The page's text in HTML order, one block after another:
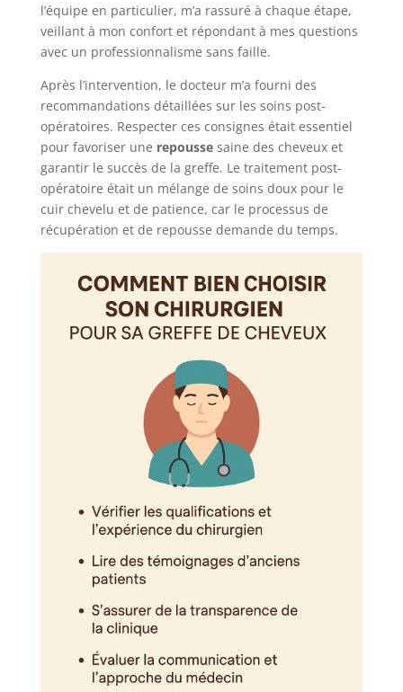
l’équipe en particulier, m’a rassuré à chaque étape,
veillant à mon confort et répondant à mes questions
avec un professionnalisme sans faille.
Après l’intervention, le docteur m’a fourni des
recommandations détaillées sur les soins post-
opératoires. Respecter ces consignes était essentiel
pour favoriser une repousse saine des cheveux et
garantir le succès de la greffe. Le traitement post-
opératoire était un mélange de soins doux pour le
cuir chevelu et de patience, car le processus de
récupération et de repousse demande du temps.